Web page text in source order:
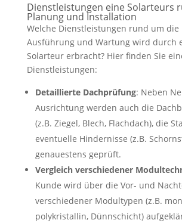
Dienstleistungen eine Solarteurs
Planung und Installation
Welche Dienstleistungen rund um die
Ausführung und Wartung wird durch
Solarteur erbracht? Hier finden Sie
Dienstleistungen:
Detaillierte Dachprüfung: Neben
Ausrichtung werden auch die
(z.B. Ziegel, Blech, Flachdach), die
eventuelle Hindernisse (z.B.
genauestens geprüft.
Vergleich verschiedener
Kunde wird über die Vor- und
verschiedener Modultypen (z.B.
polykristallin, Dünnschicht)